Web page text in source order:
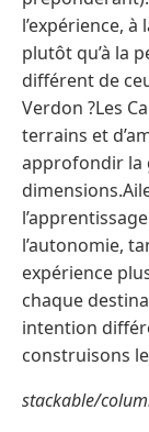
l’expérience,
plutôt qu’à la
différent de
Verdon ?Les
terrains et
approfondir la
l’autonomie,
expérience
chaque
intention
construisons
stackable/